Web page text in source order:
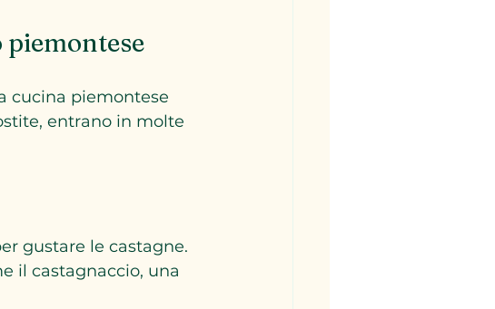
cucina piemontese
entrano in molte
gustare le castagne.
il castagnaccio, una